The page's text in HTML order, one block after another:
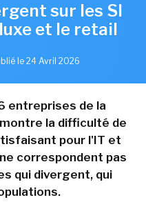
sur les SI
et le retail
le 24 Avril 2026
entreprises de la
la difficulté de
pour l'IT et
correspondent pas
qui divergent, qui